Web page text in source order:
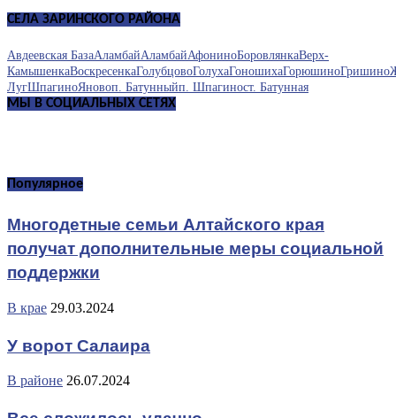
СЕЛА ЗАРИНСКОГО РАЙОНА
Авдеевская БазаАламбайАламбайАфониноБоровлянкаВерх-
КамышенкаВоскресенкаГолубцовоГолухаГоношихаГорюшиноГришино
ЛугШпагиноЯновоп. Батунныйп. Шпагиност. Батунная
МЫ В СОЦИАЛЬНЫХ СЕТЯХ
Популярное
Многодетные семьи Алтайского края
получат дополнительные меры социальной
поддержки
В крае 29.03.2024
У ворот Салаира
В районе 26.07.2024